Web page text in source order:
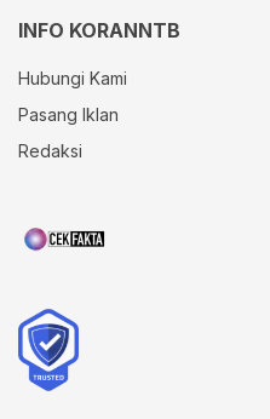
INFO KORANNTB
Hubungi Kami
Pasang Iklan
Redaksi